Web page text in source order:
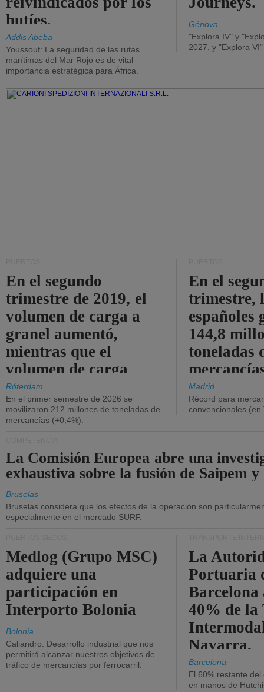
hutíes.
Addis Abeba
Youssouf: La seguridad de las rutas
marítimas del Mar Rojo es de vital
importancia estratégica para África.
Génova
"Explora IV" y
2027, y "Explora
En el segundo
trimestre de 2019, el
volumen de carga a
granel aumentó,
mientras que el
volumen de carga
general disminuyó.
Róterdam
En el primer semestre de 2026 se
movilizaron 212 millones de toneladas de
mercancías (+0,4%).
En el
trimestre,
españoles
144,8
toneladas
Madrid
Récord para
convencionales (en
La Comisión Europea abre una
exhaustiva sobre la fusión de Saipem y
Bruselas
Bruselas considera que los efectos de la operación son
especialmente en el mercado SURF.
Medlog (Grupo MSC)
adquiere una
participación en
Interporto Bolonia
Bolonia
Caliandro: Desarrollo industrial que nos
permitirá alcanzar nuestros objetivos de
tráfico de mercancías por ferrocarril.
La
Portuaria
40% de la
Navarra.
Barcelona
El 60% restante
en manos de